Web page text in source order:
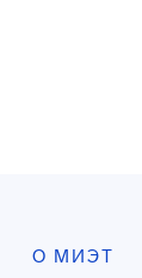
О МИЭТ